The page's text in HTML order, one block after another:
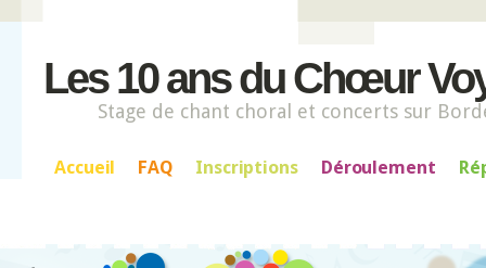
Les 10 ans du Chœur
Stage de chant choral et concerts sur
Accueil FAQ Inscriptions Déroulement